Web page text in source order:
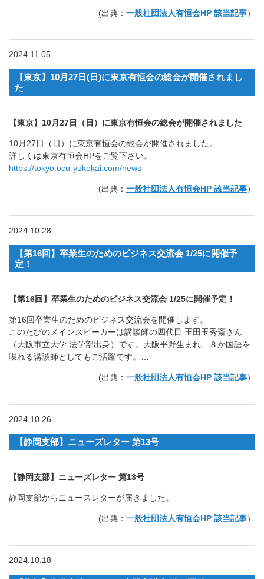
(出典： 一般社団法人有恒会HP 該当記事）
2024.11.05
【東京】10月27日(日)に東京有恒会の総会が開催されまし
た
【東京】10月27日（日）に東京有恒会の総会が開催されました
10月27日（日）に東京有恒会の総会が開催されました。
詳しくは東京有恒会HPをご覧下さい。
https://tokyo.ocu-yukokai.com/news
(出典： 一般社団法人有恒会HP 該当記事）
2024.10.28
【第16回】卒業生のためのビジネス交流会 1/25に開催予
定！
【第16回】卒業生のためのビジネス交流会 1/25に開催予定！
第16回卒業生のためのビジネス交流会を開催します。
このたびのメインスピーカーは講談師の四代目 玉田玉秀斎さん
（大阪市立大学 法学部出身）です。大阪平野生まれ、８か国語を
喋れる講談師としてもご活躍です。…
(出典： 一般社団法人有恒会HP 該当記事）
2024.10.26
【静岡支部】ニューズレター 第13号
【静岡支部】ニューズレター 第13号
静岡支部からニュースレターが届きました。
(出典： 一般社団法人有恒会HP 該当記事）
2024.10.18